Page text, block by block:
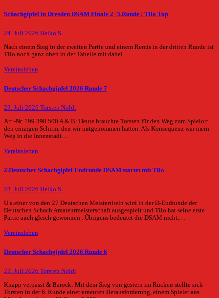
Schachgipfel in Dresden DSAM Finale 2+3.Runde : Tilo Top
24. Juli 2026 Heiko S.
Nach einem Sieg in der zweiten Partie und einem Remis in der dritten Runde ist
Tilo noch ganz oben in der Tabelle mit dabei.
Vereinsleben
Deutscher Schachgipfel 2026 Runde 7
23. Juli 2026 Torsten Noldt
Art.-Nr. 199 398 500 A & B: Heute brauchte Torsten für den Weg zum Spielort
den einzigen Schirm, den wir mitgenommen hatten. Als Konsequenz war mein
Weg in die Innenstadt…
Vereinsleben
2.Deutscher Schachgipfel Endrunde DSAM startet mit Tilo
23. Juli 2026 Heiko S.
U.a.einer von den 27 Deutschen Meistertiteln wird in der D-Endrunde der
Deutschen Schach Amateurmeisterschaft ausgespielt und Tilo hat seine erste
Partie auch gleich gewonnen . Übrigens bedeutet die DSAM nicht,…
Vereinsleben
Deutscher Schachgipfel 2026 Runde 6
22. Juli 2026 Torsten Noldt
Knapp verpasst & Barock: Mit dem Sieg von gestern im Rücken stellte sich
Torsten in der 6. Runde einer erneuten Herausforderung, einem Spieler aus